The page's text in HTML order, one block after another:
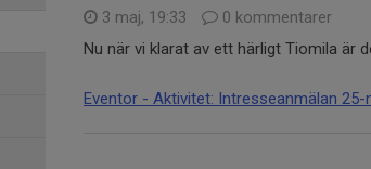
3 maj, 19:33
0 kommentarer
Nu när vi klarat av ett härligt Tiomila är
Eventor - Aktivitet: Intresseanmälan